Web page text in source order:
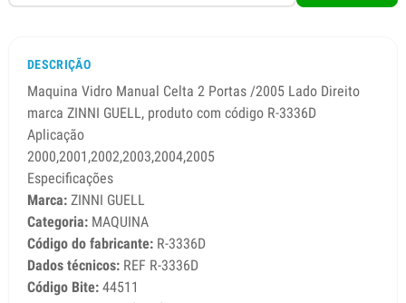
DESCRIÇÃO
Maquina Vidro Manual Celta 2 Portas /2005 Lado Direito
marca ZINNI GUELL, produto com código R-3336D
Aplicação
2000,2001,2002,2003,2004,2005
Especificações
Marca: ZINNI GUELL
Categoria: MAQUINA
Código do fabricante: R-3336D
Dados técnicos: REF R-3336D
Código Bite: 44511